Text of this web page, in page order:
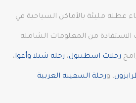
عطلة مليئة بالأماكن السياحية في
الاستفادة من المعلومات الشاملة
رحلات اسطنبول، رحلة شيلا وأغوا،
، ورحلة السفينة العربية